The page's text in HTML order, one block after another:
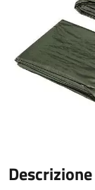
Descrizione